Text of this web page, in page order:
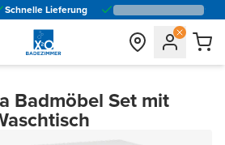
Schnelle Lieferung
Badmöbel Set mit